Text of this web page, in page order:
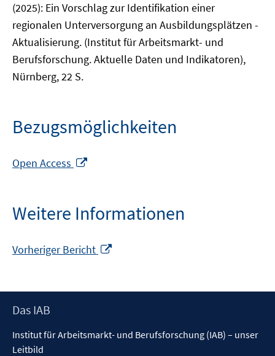
(2025): Ein Vorschlag zur Identifikation einer
regionalen Unterversorgung an Ausbildungsplätzen -
Aktualisierung. (Institut für Arbeitsmarkt- und
Berufsforschung. Aktuelle Daten und Indikatoren),
Nürnberg, 22 S.
Bezugsmöglichkeiten
Open Access
öffnen
Weitere Informationen
Vorheriger Bericht
öffnen
Footer
Das IAB
Institut für Arbeitsmarkt- und Berufsforschung (IAB) – unser
Leitbild